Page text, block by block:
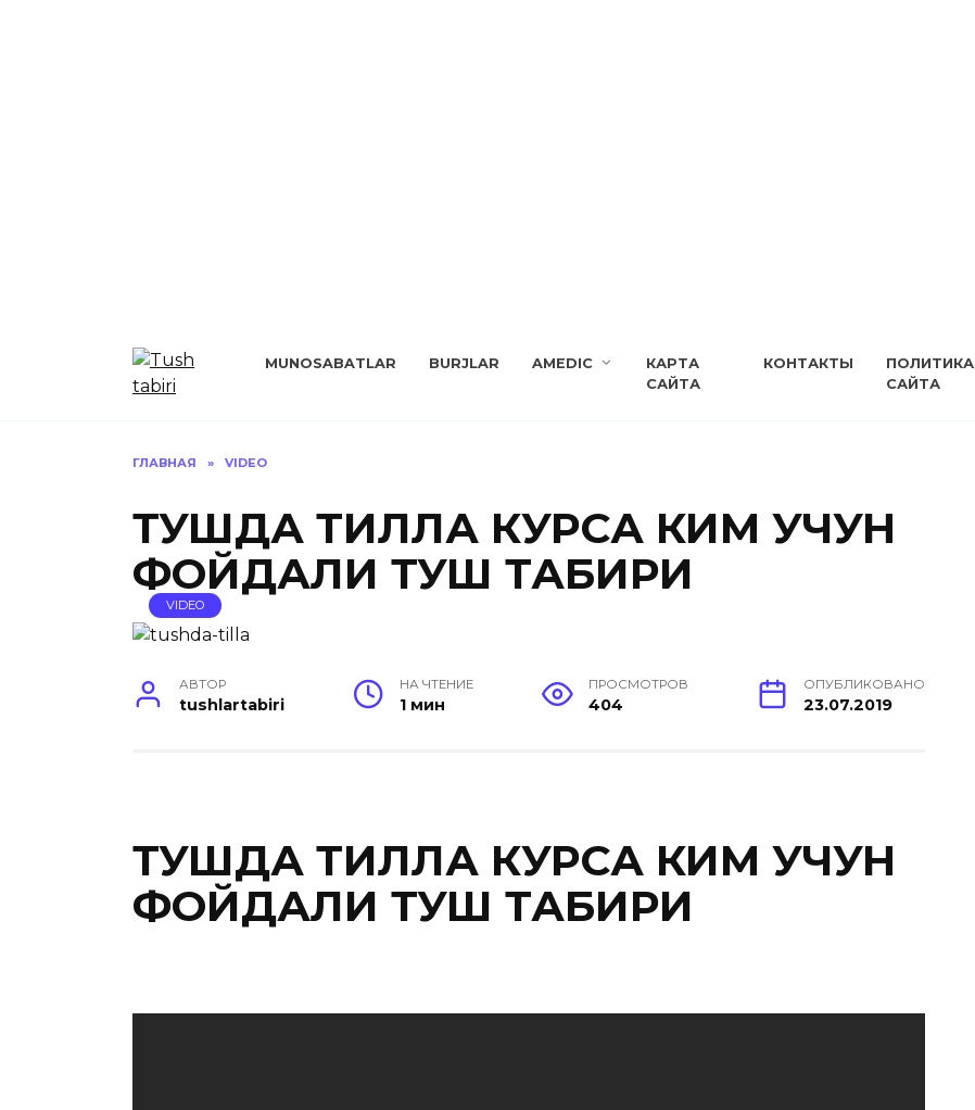
MUNOSABATLAR BURJLAR AMEDIC
КАРТА
САЙТА
КОНТАКТЫ
ПОЛИТИКА
САЙТА
ГЛАВНАЯ » VIDEO
ТУШДА ТИЛЛА КУРСА КИМ УЧУН
ФОЙДАЛИ ТУШ ТАБИРИ
VIDEO
АВТОР
tushlartabiri
НА ЧТЕНИЕ
1 мин
ПРОСМОТРОВ
404
ОПУБЛИКОВАНО
23.07.2019
ТУШДА ТИЛЛА КУРСА КИМ УЧУН
ФОЙДАЛИ ТУШ ТАБИРИ